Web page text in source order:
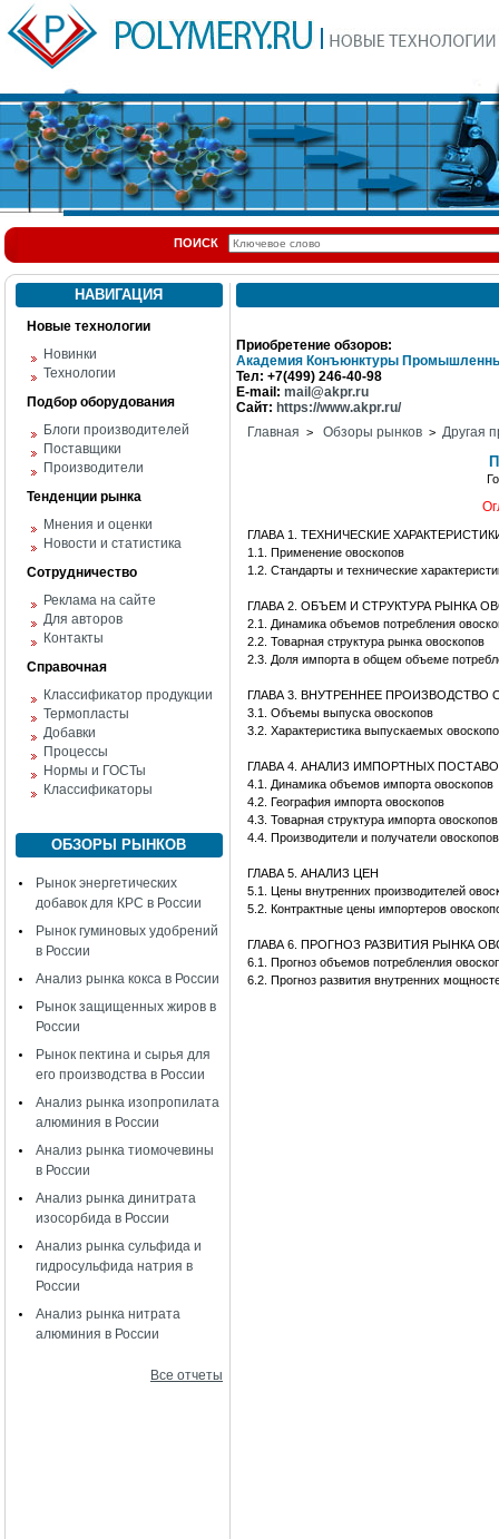
ПОИСК
НАВИГАЦИЯ
Новые технологии
Новинки
Технологии
Подбор оборудования
Блоги производителей
Поставщики
Производители
Тенденции рынка
Мнения и оценки
Новости и статистика
Сотрудничество
Реклама на сайте
Для авторов
Контакты
Справочная
Классификатор продукции
Термопласты
Добавки
Процессы
Нормы и ГОСТы
Классификаторы
ОБЗОРЫ РЫНКОВ
Рынок энергетических
добавок для КРС в России
Рынок гуминовых удобрений
в России
Анализ рынка кокса в России
Рынок защищенных жиров в
России
Рынок пектина и сырья для
его производства в России
Анализ рынка изопропилата
алюминия в России
Анализ рынка тиомочевины
в России
Анализ рынка динитрата
изосорбида в России
Анализ рынка сульфида и
гидросульфида натрия в
России
Анализ рынка нитрата
алюминия в России
Все отчеты
Приобретение обзоров:
Академия Конъюнктуры
Тел: +7(499) 246-40-98
E-mail: mail@akpr.ru
Сайт: https://www.akpr.ru/
Главная > Обзоры рынков > Другая
ГЛАВА 1. ТЕХНИЧЕСКИЕ
1.1. Применение овоскопов
1.2. Стандарты и технические
ГЛАВА 2. ОБЪЕМ И СТРУКТУРА РЫНКА
2.1. Динамика объемов потребления
2.2. Товарная структура рынка овоскопов
2.3. Доля импорта в общем объеме
ГЛАВА 3. ВНУТРЕННЕЕ ПРОИЗВОДСТВО
3.1. Объемы выпуска овоскопов
3.2. Характеристика выпускаемых
ГЛАВА 4. АНАЛИЗ ИМПОРТНЫХ
4.1. Динамика объемов импорта овоскопов
4.2. География импорта овоскопов
4.3. Товарная структура импорта овоскопов
4.4. Производители и получатели овоскопов
ГЛАВА 5. АНАЛИЗ ЦЕН
5.1. Цены внутренних производителей
5.2. Контрактные цены импортеров
ГЛАВА 6. ПРОГНОЗ РАЗВИТИЯ РЫНКА
6.1. Прогноз объемов потребленлия
6.2. Прогноз развития внутренних